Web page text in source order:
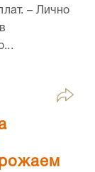
– Лично